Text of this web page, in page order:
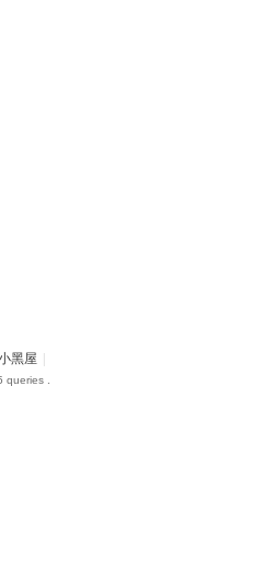
黑屋
.